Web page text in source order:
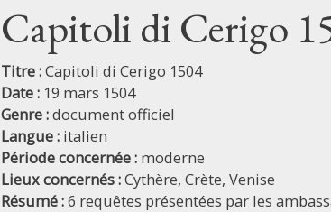
Capitoli di Cerigo
Titre :Capitoli di Cerigo 1504
Date : 19 mars 1504
Genre :document officiel
Langue : italien
Période concernée : moderne
Lieux concernés :Cythère, Crète, Venise
Résumé :6 requêtes présentées par les